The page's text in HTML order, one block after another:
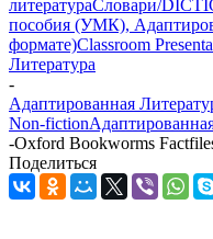
литератураСловари/
пособия (УМК),
формате)Classroom
Литература
-
Адаптированная
Non-fiction
-Oxford Bookworms
Поделиться